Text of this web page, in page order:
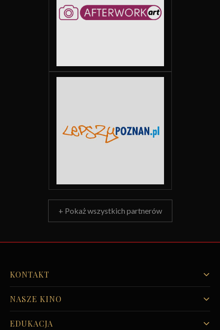
+ Pokaż wszystkich partnerów
KONTAKT
NASZE KINO
EDUKACJA